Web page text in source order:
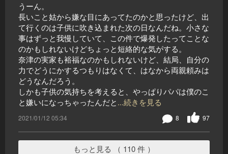
うーん。
長いこと姑から嫌な目にあってたのかと思ったけど、出
て行くのは子供に吹き込まれた次の日なんだね。小さな
事はずっと我慢していて、この件で爆発したってことな
のかもしれないけどちょっと短絡的な気がする。
奈津の実家も裕福なのかもしれないけど、結局、自分の
力でどうにかするつもりはなくて、はなから両親頼みは
どうなんだろう。
しかも子供の気持ちを考えると、やっぱりパパは僕のこ
と嫌いになっちゃったんだと...続きを見る
2021/01/12 05:34 97
8
もっと見る （ 110 件 ）